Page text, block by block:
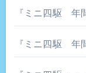
『ミニ四駆 年
『ミニ四駆 年